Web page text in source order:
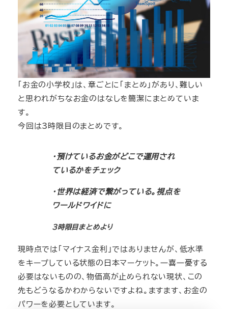
「お金の小学校」は、章ごとに「まとめ」があり、難しい
と思われがちなお金のはなしを簡潔にまとめていま
す。
今回は3時限目のまとめです。
・預けているお金がどこで運用され
ているかをチェック
・世界は経済で繋がっている。視点を
ワールドワイドに
3時限目まとめより
現時点では「マイナス金利」ではありませんが、低水準
をキープしている状態の日本マーケット。一喜一憂する
必要はないものの、物価高が止められない現状、この
先もどうなるかわからないですよね。ますます、お金の
パワーを必要としています。